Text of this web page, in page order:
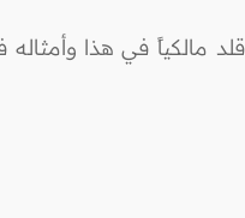
مالكياً في هذا